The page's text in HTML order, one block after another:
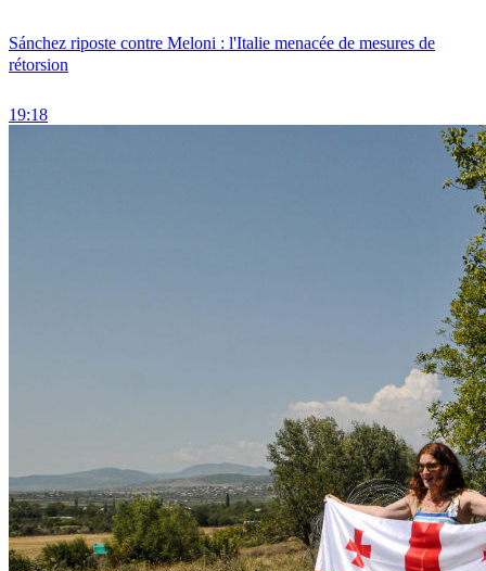
Sánchez riposte contre Meloni : l'Italie menacée de mesures de
rétorsion
19:18